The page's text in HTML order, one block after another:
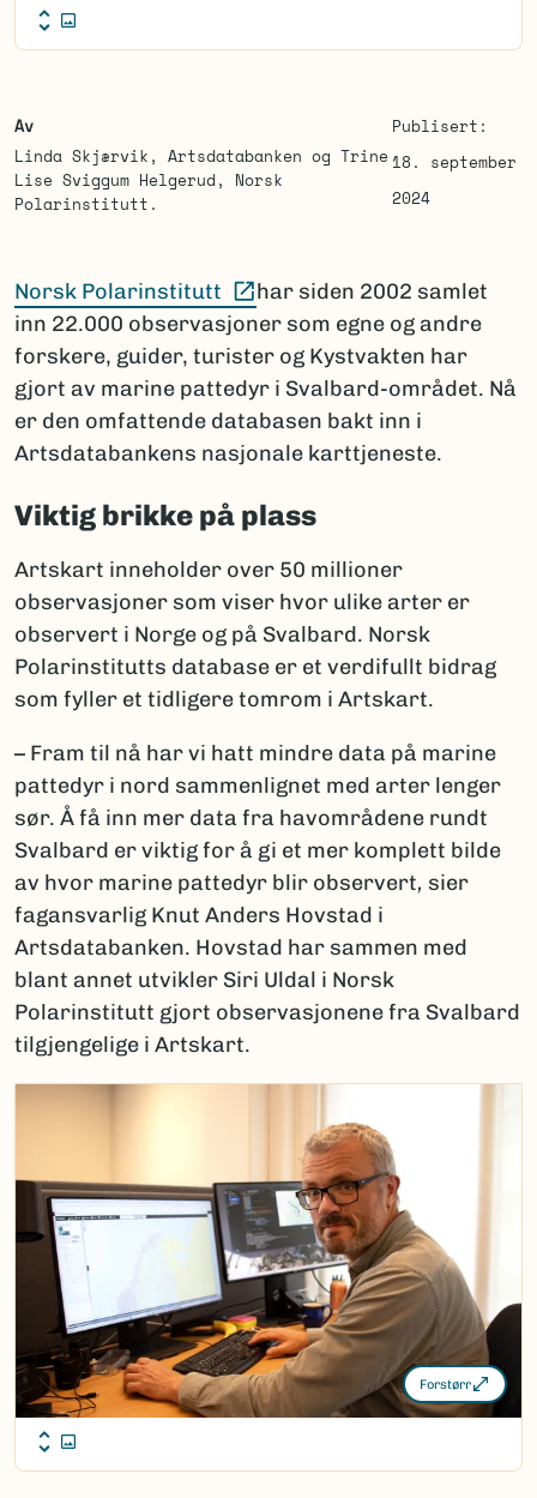
Av
Linda Skjærvik, Artsdatabanken og Trine
Lise Sviggum Helgerud, Norsk
Polarinstitutt.
Publisert:
18. september
2024
Norsk Polarinstitutt (Ekstern lenke)
har siden 2002 samlet
inn 22.000 observasjoner som egne og andre
forskere, guider, turister og Kystvakten har
gjort av marine pattedyr i Svalbard-området. Nå
er den omfattende databasen bakt inn i
Artsdatabankens nasjonale karttjeneste.
Viktig brikke på plass
Artskart inneholder over 50 millioner
observasjoner som viser hvor ulike arter er
observert i Norge og på Svalbard. Norsk
Polarinstitutts database er et verdifullt bidrag
som fyller et tidligere tomrom i Artskart.
– Fram til nå har vi hatt mindre data på marine
pattedyr i nord sammenlignet med arter lenger
sør. Å få inn mer data fra havområdene rundt
Svalbard er viktig for å gi et mer komplett bilde
av hvor marine pattedyr blir observert, sier
fagansvarlig Knut Anders Hovstad i
Artsdatabanken. Hovstad har sammen med
blant annet utvikler Siri Uldal i Norsk
Polarinstitutt gjort observasjonene fra Svalbard
tilgjengelige i Artskart.
Forstørr